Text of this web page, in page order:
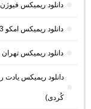
دانلود ریمیکس فیوژن 17 از لیروی بیتز
دانلود ریمیکس امکو 43 از دیجی ام کو (پادکست طولانی عاشقانه)
دانلود ریمیکس تهران فیت 55 از دیجی باربد و
دانلود ریمیکس
کُردی)